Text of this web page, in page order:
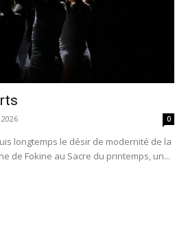
0
longtemps le désir de modernité de la
de Fokine au Sacre du printemps, un...